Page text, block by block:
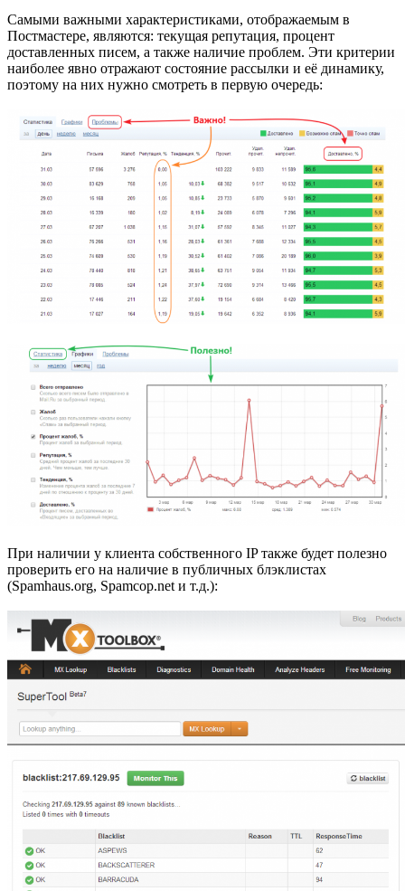
Самыми важными характеристиками, отображаемым в
Постмастере, являются: текущая репутация, процент
доставленных писем, а также наличие проблем. Эти критерии
наиболее явно отражают состояние рассылки и её динамику,
поэтому на них нужно смотреть в первую очередь:
При наличии у клиента собственного IP также будет полезно
проверить его на наличие в публичных блэклистах
(Spamhaus.org, Spamcop.net и т.д.):